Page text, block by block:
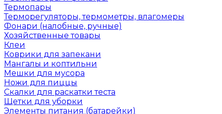
Термопары
Терморегуляторы, термометры, влагомеры
Фонари (налобные, ручные)
Хозяйственные товары
Клеи
Коврики для запекани
Мангалы и коптильни
Мешки для мусора
Ножи для пиццы
Скалки для раскатки теста
Щетки для уборки
Элементы питания (батарейки)